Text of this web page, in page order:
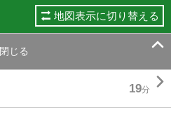
地図表示に切り替える
閉じる 
19分 